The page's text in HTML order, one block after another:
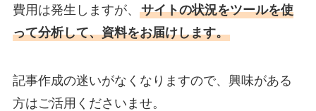
費用は発生しますが、 サイトの状況をツールを使
って分析して、資料をお届けします。
記事作成の迷いがなくなりますので、興味がある
方はご活用くださいませ。